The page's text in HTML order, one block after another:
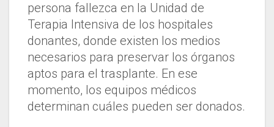
persona fallezca en la Unidad de
Terapia Intensiva de los hospitales
donantes, donde existen los medios
necesarios para preservar los órganos
aptos para el trasplante. En ese
momento, los equipos médicos
determinan cuáles pueden ser donados.